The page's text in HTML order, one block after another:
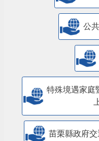
公
特殊境遇家庭
苗栗縣政府交